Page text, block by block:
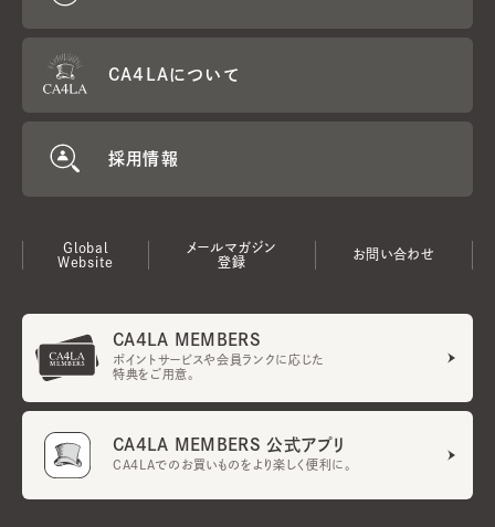
CA4LAについて
採用情報
Global
Website
メールマガジン
登録
お問い合わせ
CA4LA MEMBERS
ポイントサービスや会員ランクに応じた
特典をご用意。
CA4LA MEMBERS 公式アプリ
CA4LAでのお買いものをより楽しく便利に。